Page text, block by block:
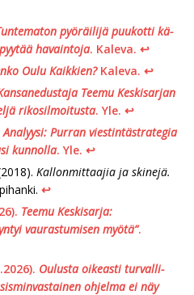
pyö­räi­li­jä puu­kot­ti kä­
ha­vain­to­ja. Kaleva. ↩︎
Oulu Kaikkien?Kaleva. ↩︎
Teemu Keskisarjan
rikosilmoitusta. Yle. ↩︎
Analyysi: Purran viestintästrategia
kunnolla. Yle. ↩︎
Kallonmittaajia ja skinejä.
↩︎
Teemu Keskisarja:
vaurastumisen myötä”.
Oulusta oi­keas­ti tur­val­li­
ohjelma ei näy